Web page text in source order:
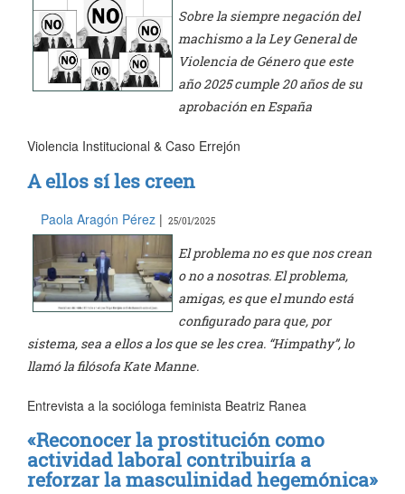
Sobre la siempre negación del
machismo a la Ley General de
Violencia de Género que este
año 2025 cumple 20 años de su
aprobación en España
Violencia Institucional & Caso Errejón
A ellos sí les creen
Paola Aragón Pérez | 25/01/2025
El problema no es que nos crean
o no a nosotras. El problema,
amigas, es que el mundo está
configurado para que, por
sistema, sea a ellos a los que se les crea. “Himpathy”, lo
llamó la filósofa Kate Manne.
Entrevista a la socióloga feminista Beatriz Ranea
«Reconocer la prostitución como
actividad laboral contribuiría a
reforzar la masculinidad hegemónica»